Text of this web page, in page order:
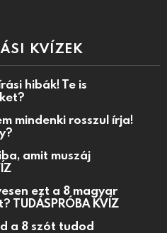
KVÍZEK
hibák! Te is
mindenki rosszul írja!
amit muszáj
ezt a 8 magyar
TUDÁSPRÓBA KVÍZ
a 8 szót tudod